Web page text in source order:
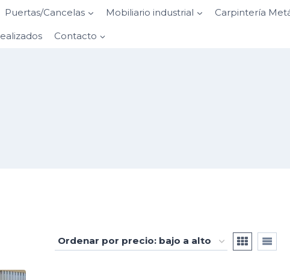
Puertas/Cancelas Mobiliario industrial Carpintería
Contacto